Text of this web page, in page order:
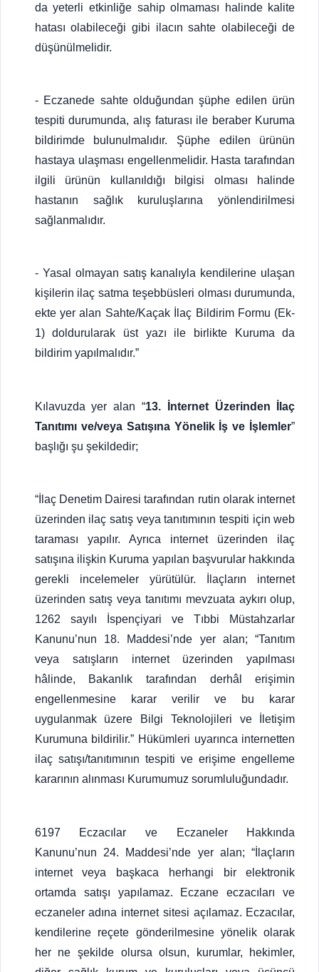
da yeterli etkinliğe sahip olmaması halinde kalite
hatası olabileceği gibi ilacın sahte olabileceği de
düşünülmelidir.
- Eczanede sahte olduğundan şüphe edilen ürün
tespiti durumunda, alış faturası ile beraber Kuruma
bildirimde bulunulmalıdır. Şüphe edilen ürünün
hastaya ulaşması engellenmelidir. Hasta tarafından
ilgili ürünün kullanıldığı bilgisi olması halinde
hastanın sağlık kuruluşlarına yönlendirilmesi
sağlanmalıdır.
- Yasal olmayan satış kanalıyla kendilerine ulaşan
kişilerin ilaç satma teşebbüsleri olması durumunda,
ekte yer alan Sahte/Kaçak İlaç Bildirim Formu (Ek-
1) doldurularak üst yazı ile birlikte Kuruma da
bildirim yapılmalıdır.”
Kılavuzda yer alan “13. İnternet Üzerinden İlaç
Tanıtımı ve/veya Satışına Yönelik İş ve İşlemler”
başlığı şu şekildedir;
“İlaç Denetim Dairesi tarafından rutin olarak internet
üzerinden ilaç satış veya tanıtımının tespiti için web
taraması yapılır. Ayrıca internet üzerinden ilaç
satışına ilişkin Kuruma yapılan başvurular hakkında
gerekli incelemeler yürütülür. İlaçların internet
üzerinden satış veya tanıtımı mevzuata aykırı olup,
1262 sayılı İspençiyari ve Tıbbi Müstahzarlar
Kanunu’nun 18. Maddesi’nde yer alan; “Tanıtım
veya satışların internet üzerinden yapılması
hâlinde, Bakanlık tarafından derhâl erişimin
engellenmesine karar verilir ve bu karar
uygulanmak üzere Bilgi Teknolojileri ve İletişim
Kurumuna bildirilir.” Hükümleri uyarınca internetten
ilaç satışı/tanıtımının tespiti ve erişime engelleme
kararının alınması Kurumumuz sorumluluğundadır.
6197 Eczacılar ve Eczaneler Hakkında
Kanunu’nun 24. Maddesi’nde yer alan; “İlaçların
internet veya başkaca herhangi bir elektronik
ortamda satışı yapılamaz. Eczane eczacıları ve
eczaneler adına internet sitesi açılamaz. Eczacılar,
kendilerine reçete gönderilmesine yönelik olarak
her ne şekilde olursa olsun, kurumlar, hekimler,